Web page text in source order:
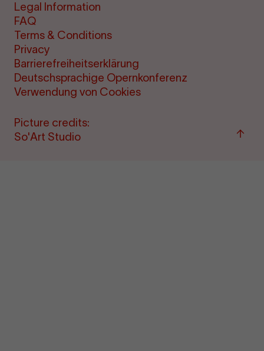
Legal Information
FAQ
Terms & Conditions
Privacy
Barrierefreiheitserklärung
Deutschsprachige Opernkonferenz
Verwendung von Cookies
Picture credits:
So'Art Studio
Back